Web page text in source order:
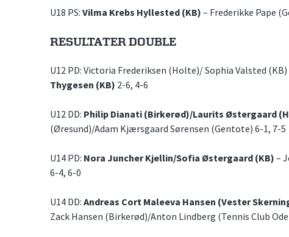
U18 PS: Vilma Krebs Hyllested (KB) – Frederikke Pape
RESULTATER DOUBLE
U12 PD: Victoria Frederiksen (Holte)/ Sophia Valsted (KB)
Thygesen (KB) 2-6, 4-6
U12 DD: Philip Dianati (Birkerød)/Laurits Østergaard
(Øresund)/Adam Kjærsgaard Sørensen (Gentote) 6-1, 7-5
U14 PD: Nora Juncher Kjellin/Sofia Østergaard (KB) –
6-4, 6-0
U14 DD: Andreas Cort Maleeva Hansen (Vester
Zack Hansen (Birkerød)/Anton Lindberg (Tennis Club